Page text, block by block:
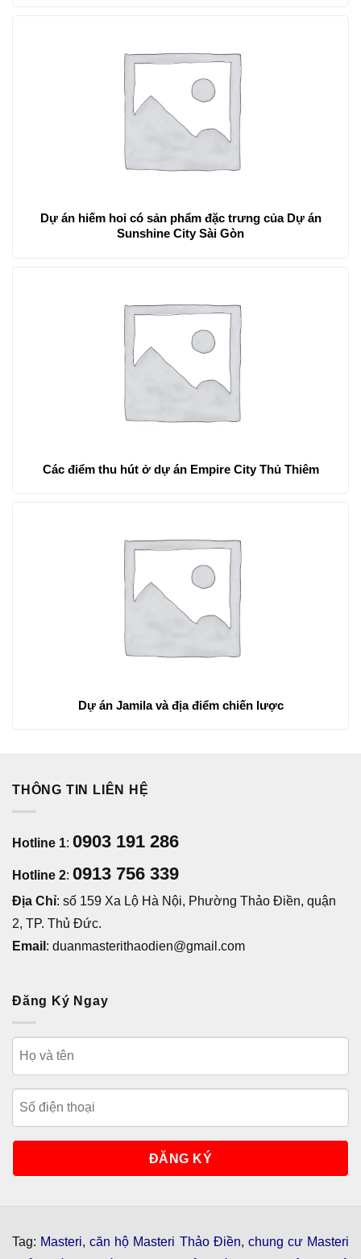
Dự án hiếm hoi có sản phẩm đặc trưng của Dự án
Sunshine City Sài Gòn
Các điểm thu hút ở dự án Empire City Thủ Thiêm
Dự án Jamila và địa điểm chiến lược
THÔNG TIN LIÊN HỆ
Hotline 1: 0903 191 286
Hotline 2: 0913 756 339
Địa Chỉ: số 159 Xa Lộ Hà Nội, Phường Thảo Điền, quận
2, TP. Thủ Đức.
Email : duanmasterithaodien@gmail.com
Đăng Ký Ngay
Tag: Masteri,căn hộ Masteri Thảo Điền, chung cư Masteri